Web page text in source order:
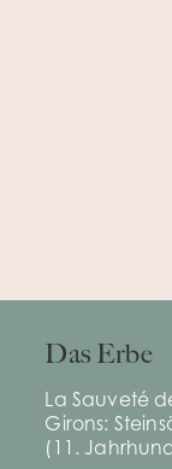
Das Erbe
La Sauveté
Girons:
(11.